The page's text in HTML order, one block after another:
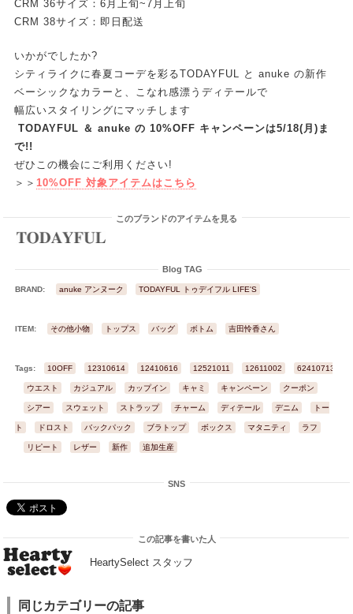
CRM 36サイズ：6月上旬~7月上旬
CRM 38サイズ：即日配送
いかがでしたか?
シティライクに春夏コーデを彩るTODAYFUL と anuke の新作
ベーシックなカラーと、こなれ感漂うディテールで
幅広いスタイリングにマッチします
TODAYFUL ＆ anuke の 10%OFF キャンペーンは5/18(月)ま
で!!
ぜひこの機会にご利用ください!
＞＞ 10%OFF 対象アイテムはこちら
このブランドのアイテムを見る
Blog TAG
BRAND: anuke アンヌーク TODAYFUL トゥデイフル LIFE'S
ITEM: その他小物 トップス バッグ ボトム 吉田怜香さん
Tags: 10OFF 12310614 12410616 12521011 12611002 62410713
ウエスト カジュアル カップイン キャミ キャンペーン クーポン
シアー スウェット ストラップ チャーム ディテール デニム トー
ト ドロスト バックパック ブラトップ ボックス マタニティ ラフ
リピート レザー 新作 追加生産
SNS
この記事を書いた人
HeartySelect スタッフ
同じカテゴリーの記事